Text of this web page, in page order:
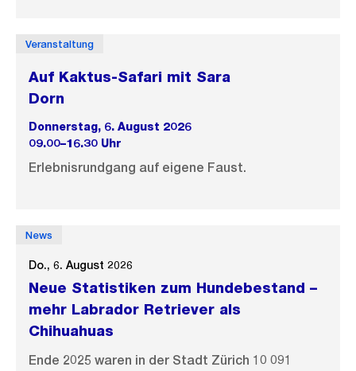
Veranstaltung
Auf Kaktus-Safari mit Sara
Dorn
Donnerstag, 6. August 2026
09.00–16.30 Uhr
Erlebnisrundgang auf eigene Faust.
News
Do., 6. August 2026
Neue Statistiken zum Hundebestand –
mehr Labrador Retriever als
Chihuahuas
Ende 2025 waren in der Stadt Zürich 10 091